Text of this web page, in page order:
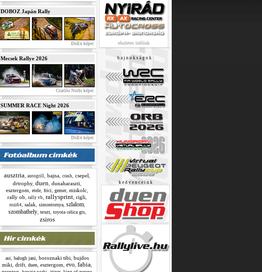
DOBOZ Japán Rally
DuEn képei
Mecsek Rallye 2026
Csatlós Norbi képei
SUMMER RACE Night 2026
DuEn képei
ausztria autogrill bajna crash csepel
drtrophy, duen dunaharaszti
esztergom
etele frici gemer, miskolc
rally ob
rally vb rallysprint rigli
rozi64, salak simontornya, szlalom,
szombathely, teszt, toyota celica gts,
zsiros
asi balogh jani boroznaki tibi bujdos
miki drift duen esztergom evo fabia
részletes infóink
b a j n o k s á g o k :
k e d v e n c e i n k